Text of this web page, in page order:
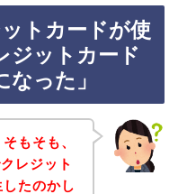
トカードが使
ジットカード
った」
もそも、
レジット
たのかし